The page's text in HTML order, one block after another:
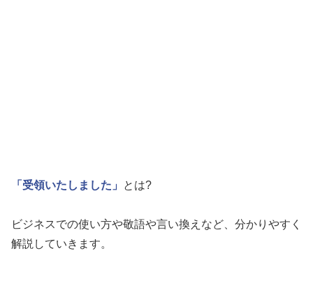
「受領いたしました」 とは?
ビジネスでの使い方や敬語や言い換えなど、分かりやすく
解説していきます。